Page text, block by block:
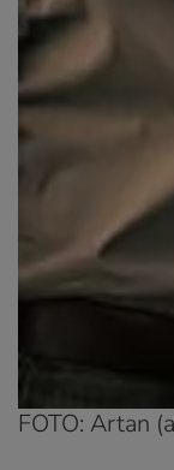
FOTO: Artan